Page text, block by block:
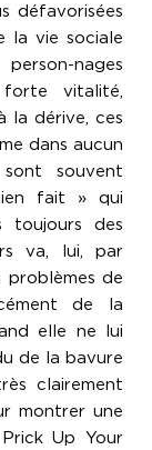
défavorisées
la vie sociale
nages
forte vitalité,
la dérive, ces
dans aucun
souvent
fait » qui
toujours des
va, lui, par
de
de la
elle ne lui
de la bavure
clairement
montrer une
Up Your